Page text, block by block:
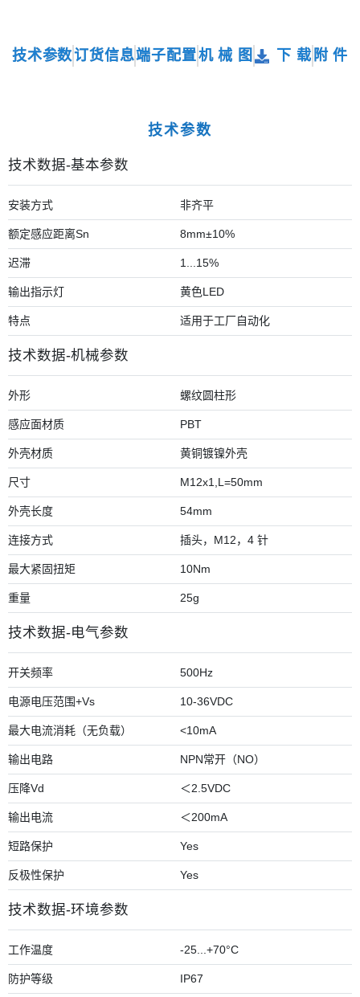
技术参数订货信息端子配置机 械 图 下 载 附 件
技术参数
技术数据-基本参数
安装方式 非齐平
额定感应距离Sn 8mm±10%
迟滞 1...15%
输出指示灯 黄色LED
特点 适用于工厂自动化
技术数据-机械参数
外形 螺纹圆柱形
感应面材质 PBT
外壳材质 黄铜镀镍外壳
尺寸 M12x1,L=50mm
外壳长度 54mm
连接方式 插头，M12，4 针
最大紧固扭矩 10Nm
重量 25g
技术数据-电气参数
开关频率 500Hz
电源电压范围+Vs 10-36VDC
最大电流消耗（无负载） <10mA
输出电路 NPN常开（NO）
压降Vd ＜2.5VDC
输出电流 ＜200mA
短路保护 Yes
反极性保护 Yes
技术数据-环境参数
工作温度 -25...+70°C
防护等级 IP67